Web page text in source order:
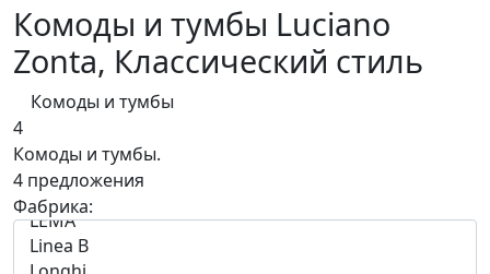
Комоды и тумбы Luciano
Zonta, Классический стиль
Комоды и тумбы
4
Комоды и тумбы.
4 предложения
Фабрика: